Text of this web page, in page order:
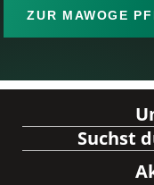
ZUR MAWOGE
Suchst